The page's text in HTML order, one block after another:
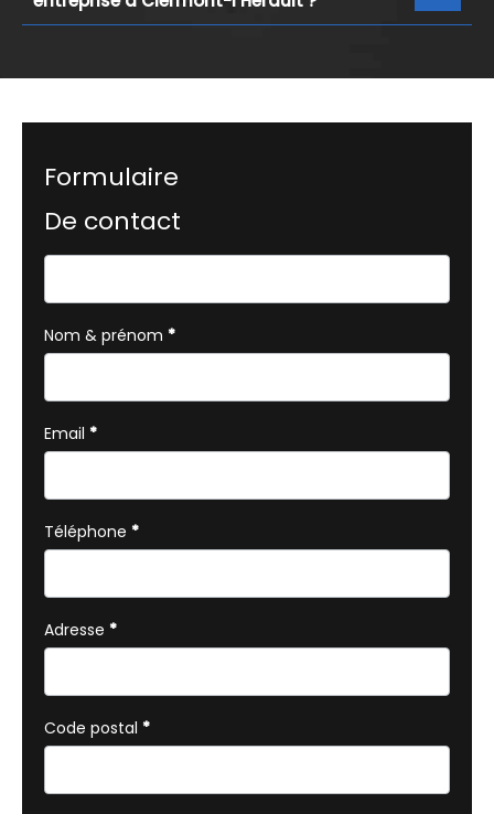
Formulaire
De contact
simple
avec
téléphone
Nom & prénom *
Email *
Téléphone *
Adresse *
Code postal *